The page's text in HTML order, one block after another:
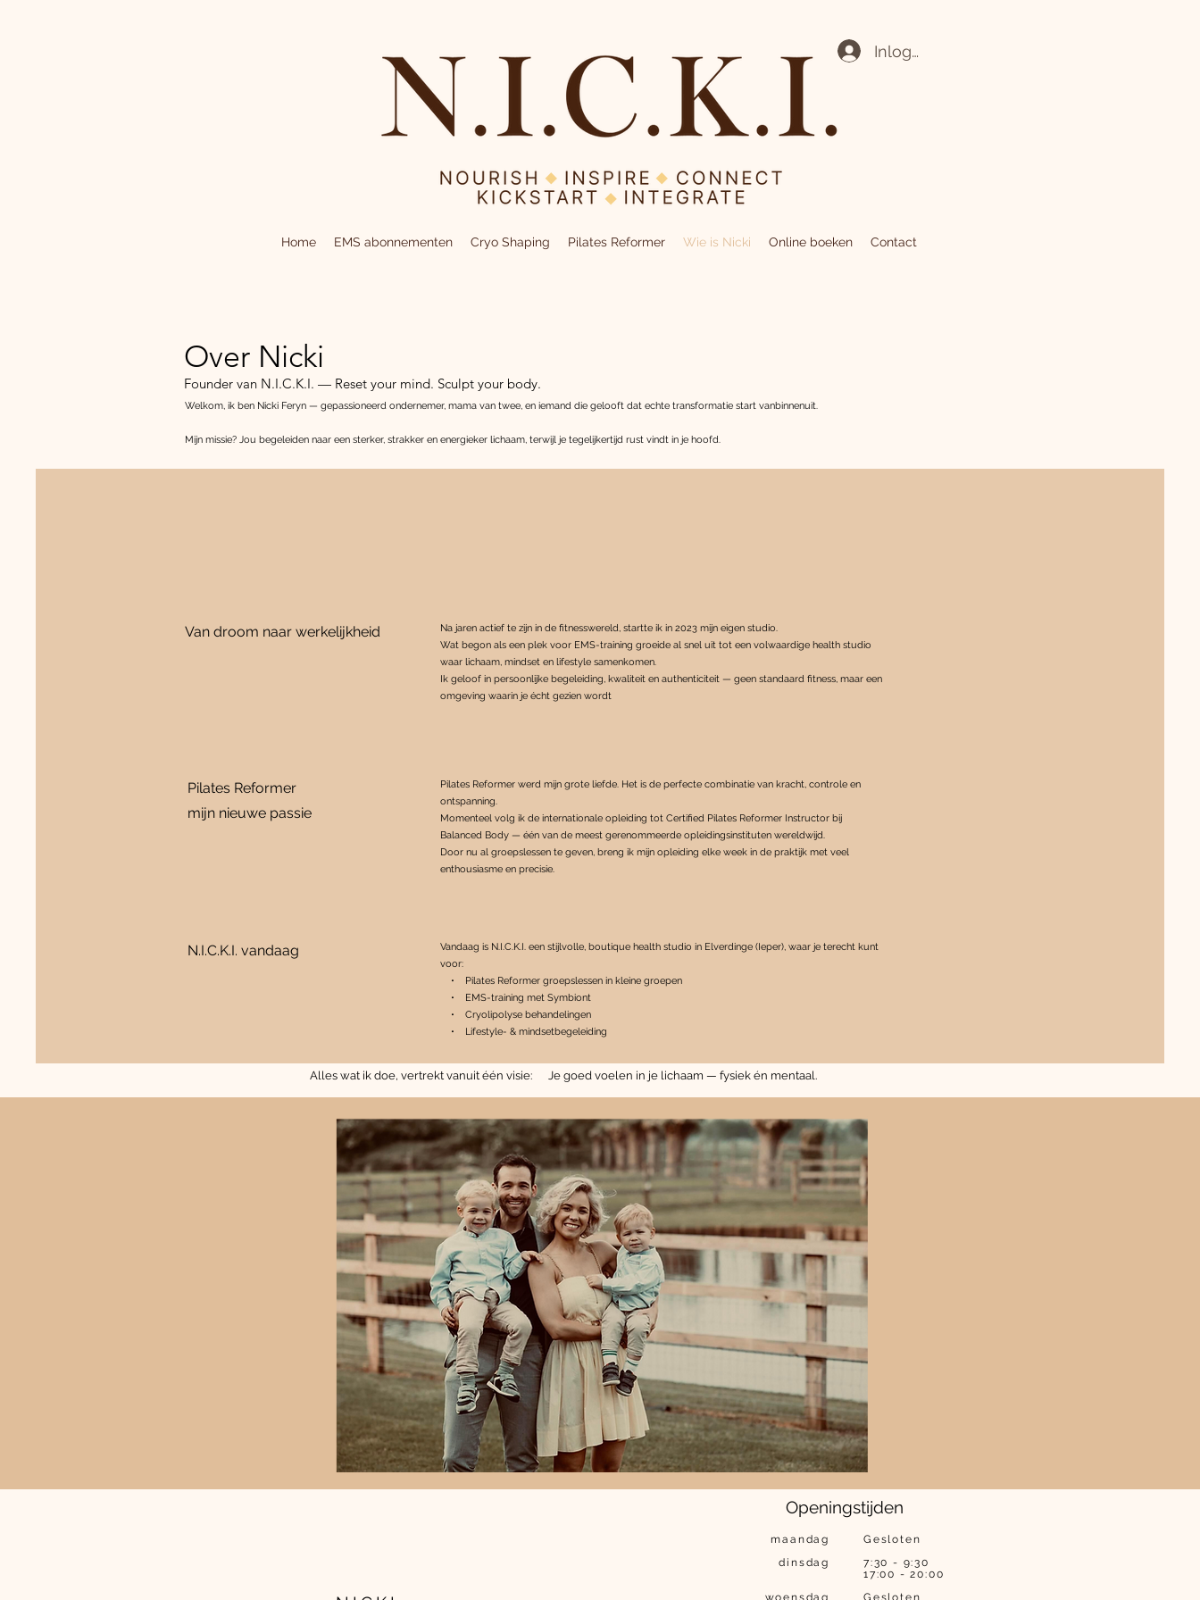
Inloggen
Home EMS abonnementen Cryo Shaping Pilates Reformer Wie is Nicki Online boeken Contact
Over Nicki
Founder van N.I.C.K.I. — Reset your mind. Sculpt your body.
Welkom, ik ben Nicki Feryn — gepassioneerd ondernemer, mama van twee, en iemand die gelooft dat echte transformatie start vanbinnenuit.
Mijn missie? Jou begeleiden naar een sterker, strakker en energieker lichaam, terwijl je tegelijkertijd rust vindt in je hoofd.
Van droom naar werkelijkheid
Na jaren actief te zijn in de fitnesswereld, startte ik in 2023 mijn eigen studio.
Wat begon als een plek voor EMS-training groeide al snel uit tot een volwaardige health studio
waar lichaam, mindset en lifestyle samenkomen.
Ik geloof in persoonlijke begeleiding, kwaliteit en authenticiteit — geen standaard fitness, maar een
omgeving waarin je écht gezien wordt
Pilates Reformer
mijn nieuwe passie
Pilates Reformer werd mijn grote liefde. Het is de perfecte combinatie van kracht, controle en
ontspanning.
Momenteel volg ik de internationale opleiding tot Certified Pilates Reformer Instructor bij
Balanced Body — één van de meest gerenommeerde opleidingsinstituten wereldwijd.
Door nu al groepslessen te geven, breng ik mijn opleiding elke week in de praktijk met veel
enthousiasme en precisie.
N.I.C.K.I. vandaag
Vandaag is N.I.C.K.I. een stijlvolle, boutique health studio in Elverdinge (Ieper), waar je terecht kunt
voor:
• Pilates Reformer groepslessen in kleine groepen
• EMS-training met Symbiont
• Cryolipolyse behandelingen
• Lifestyle- & mindsetbegeleiding
Alles wat ik doe, vertrekt vanuit één visie: Je goed voelen in je lichaam — fysiek én mentaal.
Openingstijden
maandag
dinsdag
woensdag
Gesloten
7:30 - 9:30
17:00 - 20:00
Gesloten